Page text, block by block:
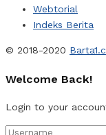
Webtorial
Indeks Berita
© 2018-2020
Welcome Back!
Login to your